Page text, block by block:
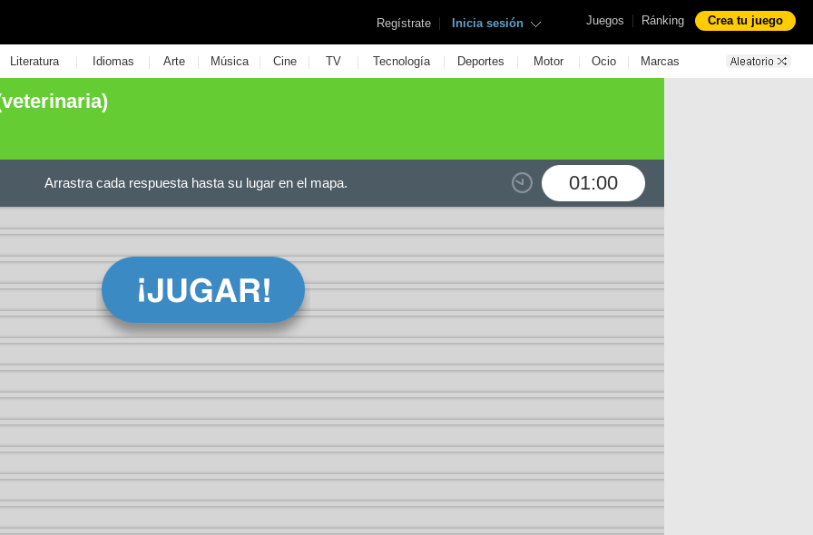
Juegos | Ránking Crea tu juego
Regístrate | Inicia sesión
Literatura | Idiomas | Arte | Música | Cine | TV | Tecnología | Deportes | Motor | Ocio | Marcas
01:00
Arrastra cada respuesta hasta su lugar en el mapa.